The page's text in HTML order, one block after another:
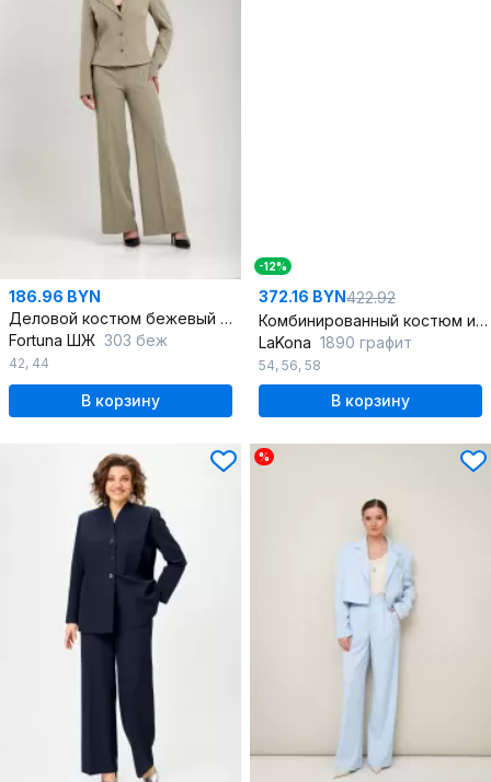
186.96 BYN
Деловой костюм бежевый брюки и жакет полуприлегающий
Fortuna ШЖ 303 беж
42, 44
В корзину
-12%
372.16 BYN422.92
Комбинированный костюм из текстиля: жакет и брюки
LaKona 1890 графит
54, 56, 58
В корзину
%